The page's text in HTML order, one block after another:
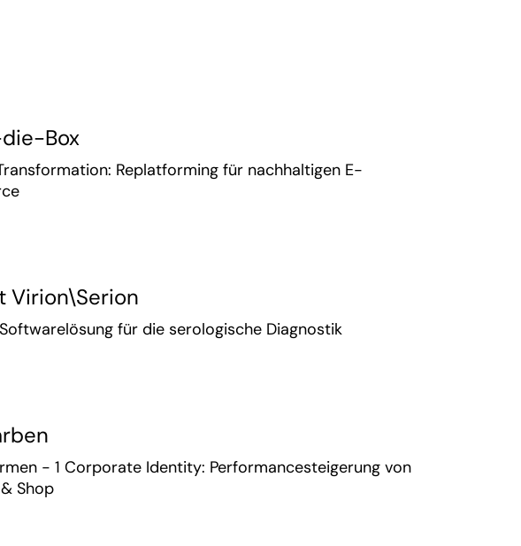
Box
Replatforming für nachhaltigen E-
Virion\Serion
für die serologische Diagnostik
- 1 Corporate Identity: Performancesteigerung von
Shop